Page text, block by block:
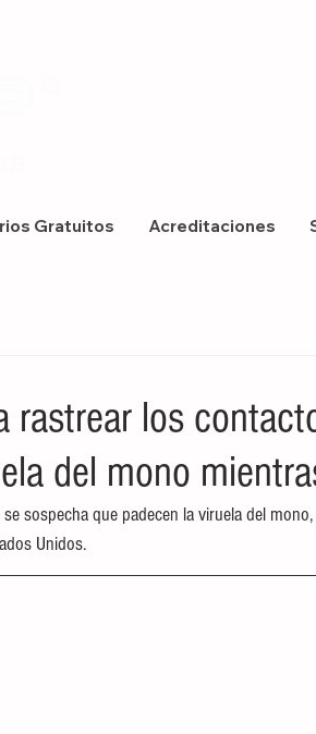
Gratuitos Acreditaciones
rastrear los
del mono
sospecha que padecen la viruela del
Unidos.